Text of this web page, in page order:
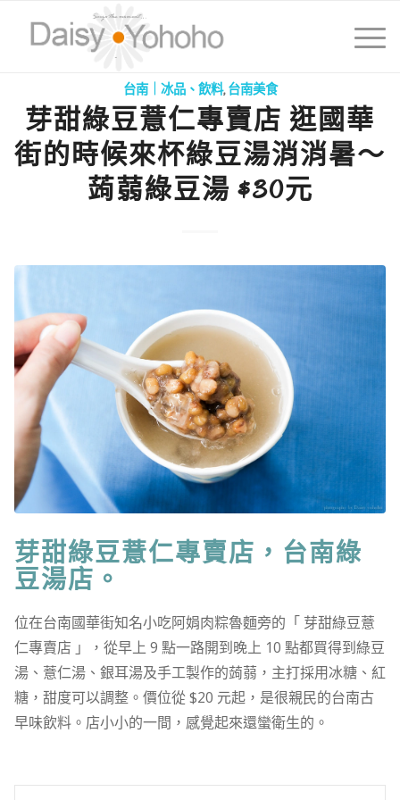
台南｜冰品、飲料,台南美食
芽甜綠豆薏仁專賣店 逛國華
街的時候來杯綠豆湯消消暑～
蒟蒻綠豆湯 $30元
芽甜綠豆薏仁專賣店，台南綠
豆湯店。
位在台南國華街知名小吃阿娟肉粽魯麵旁的「 芽甜綠豆薏
仁專賣店 」，從早上 9 點一路開到晚上 10 點都買得到綠豆
湯、薏仁湯、銀耳湯及手工製作的蒟蒻，主打採用冰糖、紅
糖，甜度可以調整。價位從 $20 元起，是很親民的台南古
早味飲料。店小小的一間，感覺起來還蠻衛生的。